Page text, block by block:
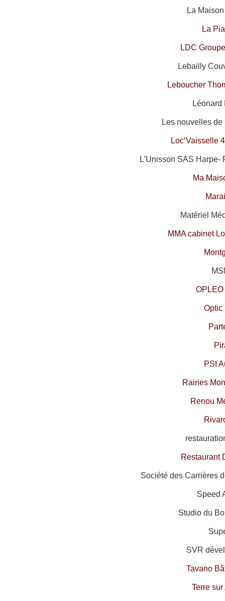
La
La
LDC
Lebailly
Leboucher
Léonard
Les nouvelles
Loc’Vaisselle
L’Unisson SAS
Ma
Matériel
MMA cabinet
Optic
PSI
Rairies
Renou
R
Restaurant
Société des Carrières
Speed
Studio du
SVR
Tavano
Terre